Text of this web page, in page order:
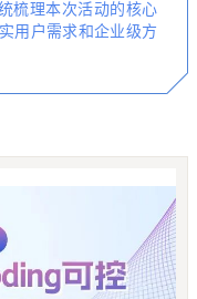
梳理本次活动的核心
用户需求和企业级方